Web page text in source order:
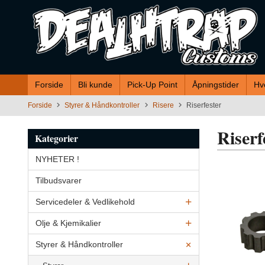
innholdet
Forside Bli kunde Pick-Up Point Åpningstider
Forside Styrer & Håndkontroller Risere Riserfester
Kategorier
NYHETER !
Tilbudsvarer
Servicedeler & Vedlikehold
Olje & Kjemikalier
Styrer & Håndkontroller